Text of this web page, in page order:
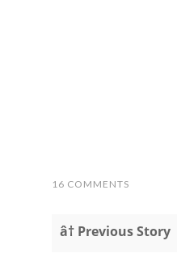
16 COMMENTS
â† Previous Story